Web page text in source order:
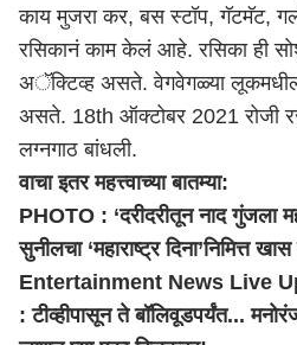
काय मुजरा कर, बस स्टॉप, गॅटमॅट,
रसिकानं काम केलं आहे. रसिका ही
अॅक्टिव्ह असते. वेगवेगळ्या
असते. 18th ऑक्टोबर 2021 रोजी
लग्नगाठ बांधली.
वाचा इतर महत्त्वाच्या बातम्या:
PHOTO : ‘दरीदरीतून नाद गुंजला
सुनीलचा ‘महाराष्ट्रदिना’निमित्त
Entertainment News Live
: टीव्हीपासून ते बॉलिवूडपर्यंत...